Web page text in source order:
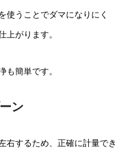
使うことでダマになりにく
上がります。
も簡単です。
ン
右するため、正確に計量でき